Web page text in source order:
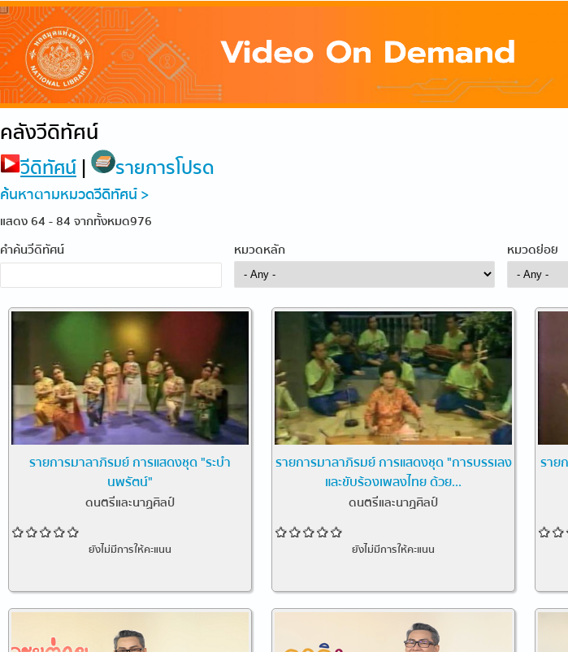
คลังวีดิทัศน์
วีดิทัศน์ | รายการโปรด
ค้นหาตามหมวดวีดิทัศน์ >
แสดง 64 - 84 จากทั้งหมด976
คำค้นวีดิทัศน์
หมวดหลัก หมวดย่อย
รายการมาลาภิรมย์ การแสดงชุด "ระบำ
นพรัตน์"
ดนตรีและนาฏศิลป์
ยังไม่มีการให้คะแนน
รายการมาลาภิรมย์ การแสดงชุด "การบรรเลง
และขับร้องเพลงไทย ด้วย...
ดนตรีและนาฏศิลป์
ยังไม่มีการให้คะแนน
ราย